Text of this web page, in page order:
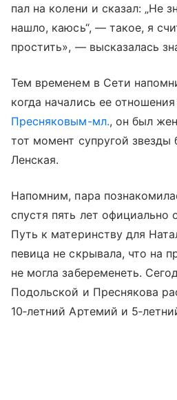
пал на колени и сказал: „Не
нашло, каюсь“, — такое, я
простить», — высказалась
Тем временем в Сети
когда начались ее отношения
Пресняковым-мл., он был
тот момент супругой звезды
Ленская.
Напомним, пара
спустя пять лет
Путь к материнству для
певица не скрывала, что на
не могла забеременеть.
Подольской и Преснякова
10‑летний Артемий и